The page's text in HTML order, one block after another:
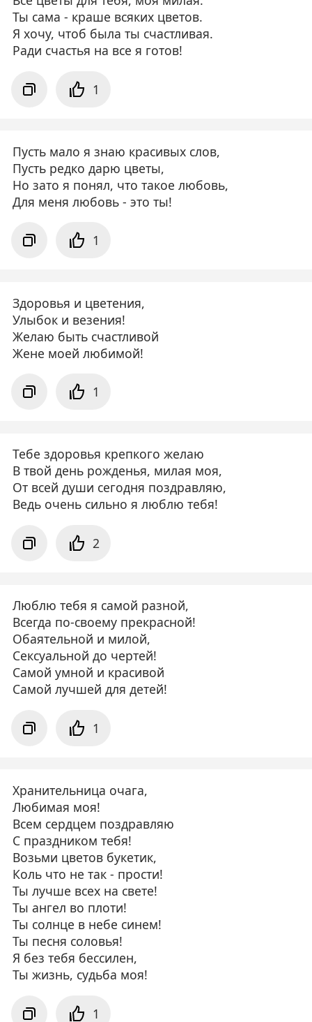
Ты сама - краше всяких цветов.
Я хочу, чтоб была ты счастливая.
Ради счастья на все я готов!
1
Пусть мало я знаю красивых слов,
Пусть редко дарю цветы,
Но зато я понял, что такое любовь,
Для меня любовь - это ты!
1
Здоровья и цветения,
Улыбок и везения!
Желаю быть счастливой
Жене моей любимой!
1
Тебе здоровья крепкого желаю
В твой день рожденья, милая моя,
От всей души сегодня поздравляю,
Ведь очень сильно я люблю тебя!
2
Люблю тебя я самой разной,
Всегда по-своему прекрасной!
Обаятельной и милой,
Сексуальной до чертей!
Самой умной и красивой
Самой лучшей для детей!
1
Хранительница очага,
Любимая моя!
Всем сердцем поздравляю
С праздником тебя!
Возьми цветов букетик,
Коль что не так - прости!
Ты лучше всех на свете!
Ты ангел во плоти!
Ты солнце в небе синем!
Ты песня соловья!
Я без тебя бессилен,
Ты жизнь, судьба моя!
1